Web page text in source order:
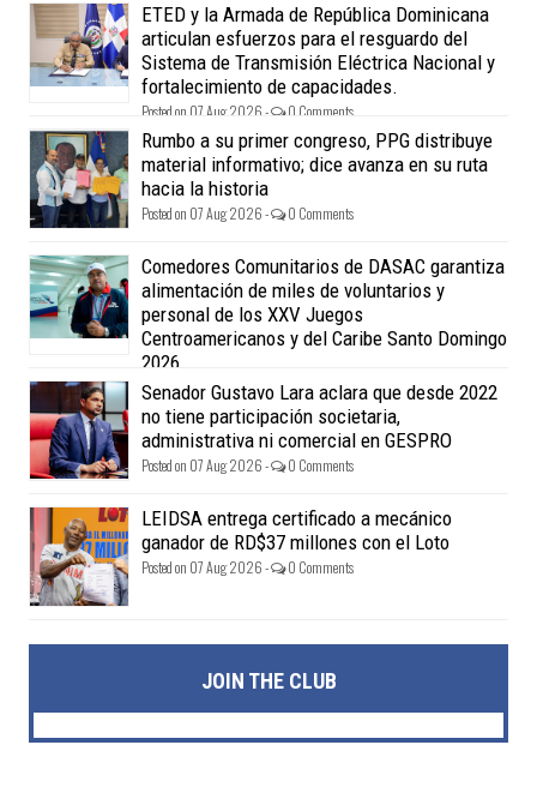
ETED y la Armada de República Dominicana
articulan esfuerzos para el resguardo del
Sistema de Transmisión Eléctrica Nacional y
fortalecimiento de capacidades.
Posted on 07 Aug 2026 - 0 Comments
Rumbo a su primer congreso, PPG distribuye
material informativo; dice avanza en su ruta
hacia la historia
Posted on 07 Aug 2026 - 0 Comments
Comedores Comunitarios de DASAC garantiza
alimentación de miles de voluntarios y
personal de los XXV Juegos
Centroamericanos y del Caribe Santo Domingo
2026
Posted on 07 Aug 2026 - 0 Comments
Senador Gustavo Lara aclara que desde 2022
no tiene participación societaria,
administrativa ni comercial en GESPRO
Posted on 07 Aug 2026 - 0 Comments
LEIDSA entrega certificado a mecánico
ganador de RD$37 millones con el Loto
Posted on 07 Aug 2026 - 0 Comments
JOIN THE CLUB